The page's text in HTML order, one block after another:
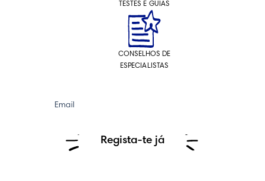
TESTES E GUIAS
CONSELHOS DE
ESPECIALISTAS
Email
Regista-te já